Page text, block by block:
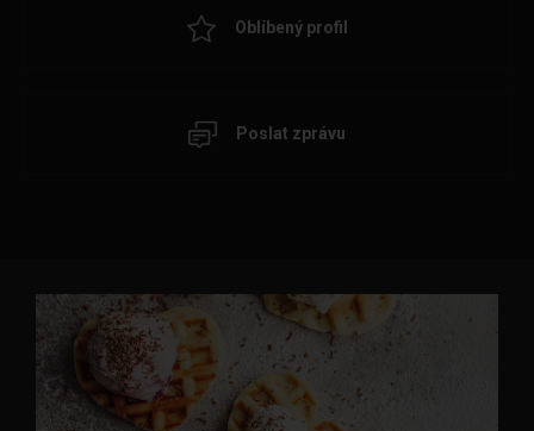
Oblíbený profil
Poslat zprávu